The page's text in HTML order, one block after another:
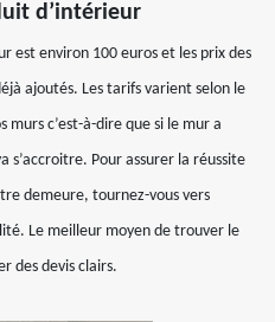
d’intérieur
est environ 100 euros et les prix des
ajoutés. Les tarifs varient selon le
c’est-à-dire que si le mur a
s’accroitre. Pour assurer la réussite
demeure, tournez-vous vers
Le meilleur moyen de trouver le
des devis clairs.